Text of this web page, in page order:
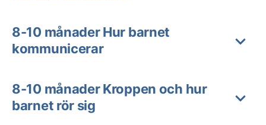
8-10 månader Hur barnet
kommunicerar
8-10 månader Kroppen och hur
barnet rör sig